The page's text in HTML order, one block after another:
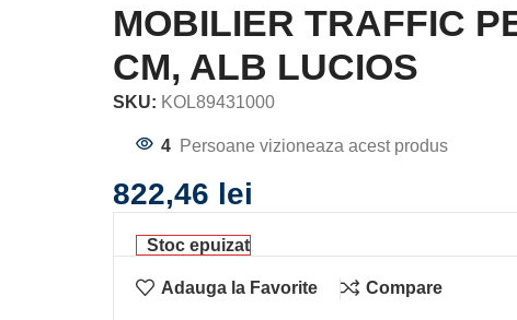
MOBILIER TRAFFIC
CM, ALB LUCIOS
SKU: KOL89431000
4 Persoane vizioneaza acest produs
822,46 lei
Stoc epuizat
Adauga la Favorite Compare